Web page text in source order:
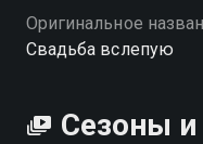
Посмотреть онлайн 1
вслепую вы можете
Оригинальное
Свадьба вслепую
Сезоны и